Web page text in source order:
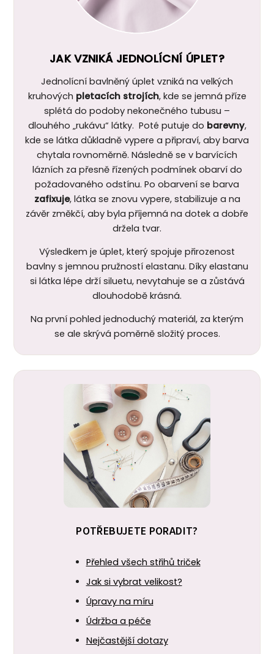
JAK VZNIKÁ JEDNOLÍCNÍ ÚPLET?
Jednolícní bavlněný úplet vzniká na velkých
kruhových pletacích strojích, kde se jemná příze
splétá do podoby nekonečného tubusu –
dlouhého „rukávu“ látky. Poté putuje do barevny,
kde se látka důkladně vypere a připraví, aby barva
chytala rovnoměrně. Následně se v barvících
lázních za přesně řízených podmínek obarví do
požadovaného odstínu. Po obarvení se barva
zafixuje, látka se znovu vypere, stabilizuje a na
závěr změkčí, aby byla příjemná na dotek a dobře
držela tvar.
Výsledkem je úplet, který spojuje přirozenost
bavlny s jemnou pružností elastanu. Díky elastanu
si látka lépe drží siluetu, nevytahuje se a zůstává
dlouhodobě krásná.
Na první pohled jednoduchý materiál, za kterým
se ale skrývá poměrně složitý proces.
POTŘEBUJETE PORADIT?
Přehled všech střihů triček
Jak si vybrat velikost?
Úpravy na míru
Údržba a péče
Nejčastější dotazy